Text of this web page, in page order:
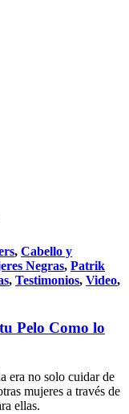
, Cabello y
Negras, Patrik
, Testimonios, Video,
Pelo Como lo
era no solo cuidar de
mujeres a través de
ellas.